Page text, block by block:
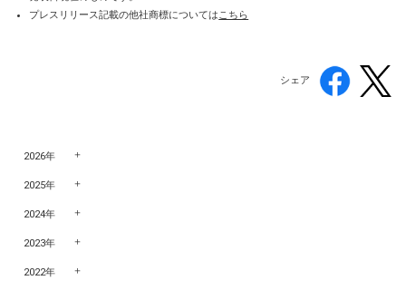
プレスリリース記載の他社商標についてはこちら
シェア
2026年
2025年
2024年
2023年
2022年